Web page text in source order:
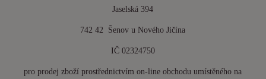
Jaselská 394
742 42 Šenov u Nového Jičína
IČ 02324750
pro prodej zboží prostřednictvím on-line obchodu umístěného na